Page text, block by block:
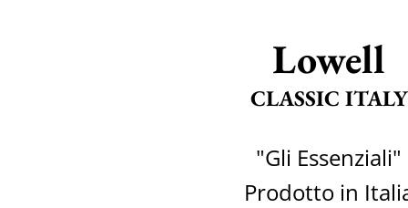
Lowell
CLASSIC ITALY
"Gli Essenziali"
Prodotto in